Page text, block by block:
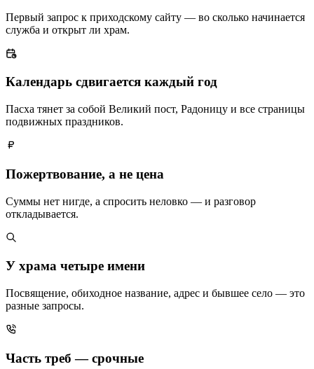
Первый запрос к приходскому сайту — во сколько начинается
служба и открыт ли храм.
Календарь сдвигается каждый год
Пасха тянет за собой Великий пост, Радоницу и все страницы
подвижных праздников.
Пожертвование, а не цена
Суммы нет нигде, а спросить неловко — и разговор
откладывается.
У храма четыре имени
Посвящение, обиходное название, адрес и бывшее село — это
разные запросы.
Часть треб — срочные